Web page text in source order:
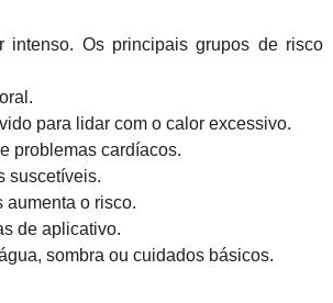
intenso. Os principais grupos de risco
para lidar com o calor excessivo.
problemas cardíacos.
suscetíveis.
aumenta o risco.
de aplicativo.
sombra ou cuidados básicos.